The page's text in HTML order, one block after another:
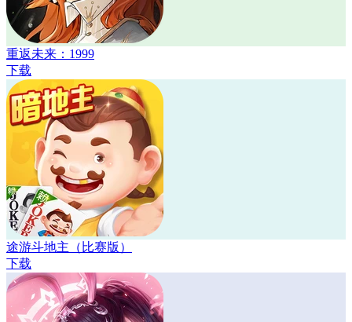
重返未来：1999
下载
途游斗地主（比赛版）
下载